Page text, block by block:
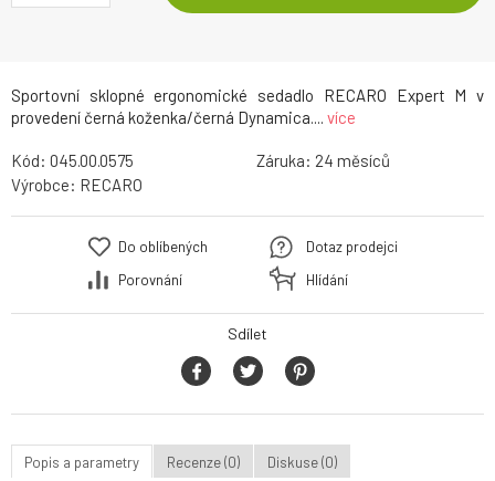
Sportovní sklopné ergonomické sedadlo RECARO Expert M v
provedení černá koženka/černá Dynamica.... více
Kód: 045.00.0575 Záruka: 24
Výrobce: RECARO
Do oblíbených
Porovnání
Dotaz prodejci
Hlídání
Sdílet
Popis a parametry Recenze (0) Diskuse (0)